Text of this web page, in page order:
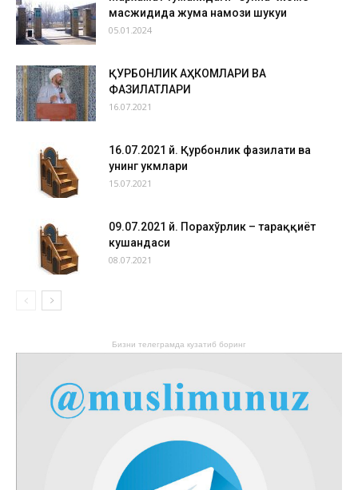
масжидида жума намози шукуҳи
05.01.2024
ҚУРБОНЛИК АҲКОМЛАРИ ВА
ФАЗИЛАТЛАРИ
16.07.2021
16.07.2021 й. Қурбонлик фазилати ва
унинг ҳукмлари
15.07.2021
09.07.2021 й. Порахўрлик – тараққиёт
кушандаси
08.07.2021
Бизни телеграмда кузатиб боринг